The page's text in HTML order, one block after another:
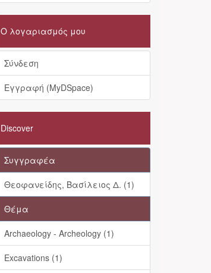
Ο λογαριασμός μου
Σύνδεση
Εγγραφή (MyDSpace)
Discover
Συγγραφέα
Θεοφανείδης, Βασίλειος Δ. (1)
Θέμα
Archaeology - Archeology (1)
Excavations (1)